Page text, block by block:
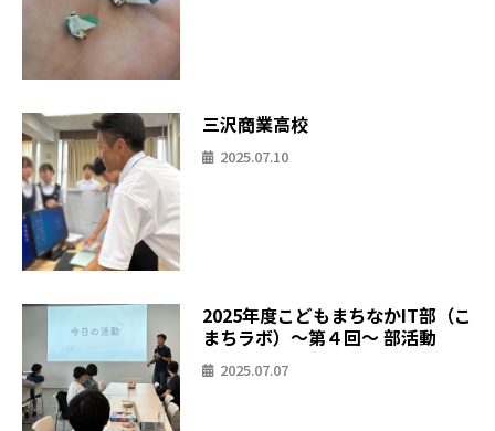
三沢商業高校
2025.07.10
2025年度こどもまちなかIT部（こ
まちラボ）〜第４回〜 部活動
2025.07.07